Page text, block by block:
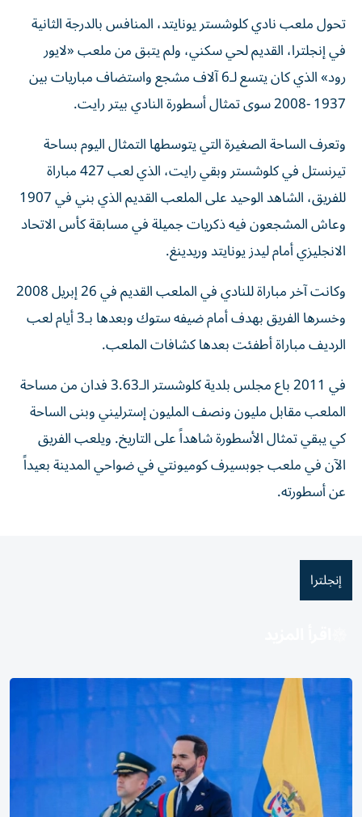
تحول ملعب نادي كلوشستر يونايتد، المنافس بالدرجة الثانية
في إنجلترا، القديم لحي سكني، ولم يتبق من ملعب «لايور
رود» الذي كان يتسع لـ6 آلاف مشجع واستضاف مباريات بين
1937 -2008 سوى تمثال أسطورة النادي بيتر رايت.
وتعرف الساحة الصغيرة التي يتوسطها التمثال اليوم بساحة
تيرنستل في كلوشستر وبقي رايت، الذي لعب 427 مباراة
للفريق، الشاهد الوحيد على الملعب القديم الذي بني في 1907
وعاش المشجعون فيه ذكريات جميلة في مسابقة كأس الاتحاد
الانجليزي أمام ليدز يونايتد وريدينغ.
وكانت آخر مباراة للنادي في الملعب القديم في 26 إبريل 2008
وخسرها الفريق بهدف أمام ضيفه ستوك وبعدها بـ3 أيام لعب
الرديف مباراة أطفئت بعدها كشافات الملعب.
في 2011 باع مجلس بلدية كلوشستر الـ3.63 فدان من مساحة
الملعب مقابل مليون ونصف المليون إسترليني وبنى الساحة
كي يبقي تمثال الأسطورة شاهداً على التاريخ. ويلعب الفريق
الآن في ملعب جوبسيرف كوميونتي في ضواحي المدينة بعيداً
عن أسطورته.
إنجلترا